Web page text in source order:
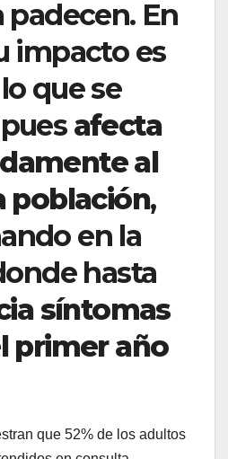
padecen. En
impacto es
que se
afecta
al
población,
en la
hasta
síntomas
primer año
que 52% de los adultos